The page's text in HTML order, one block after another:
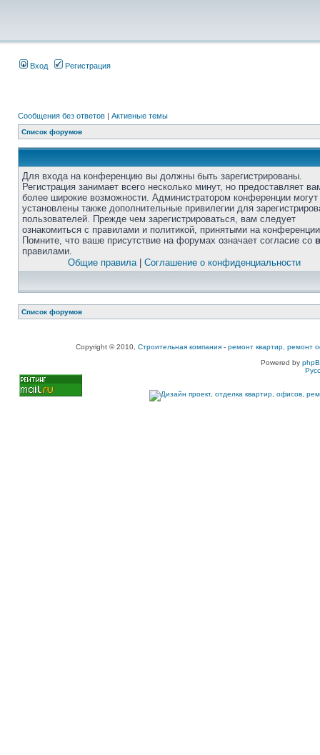
Вход Регистрация
Сообщения без ответов | Активные темы
Список форумов
Для входа на конференцию вы должны быть зарегистрированы.
Регистрация занимает всего несколько минут, но предоставляет
более широкие возможности. Администратором конференции
установлены также дополнительные привилегии для
пользователей. Прежде чем зарегистрироваться, вам следует
ознакомиться с правилами и политикой, принятыми на
Помните, что ваше присутствие на форумах означает согласие со
правилами.
Общие правила| Соглашение о конфиденциальности
Список форумов
Copyright © 2010, Строительная компания - ремонт квартир, ремонт
Powered by